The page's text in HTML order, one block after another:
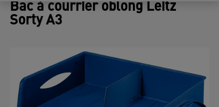
Bac à courrier oblong Leitz
Sorty A3